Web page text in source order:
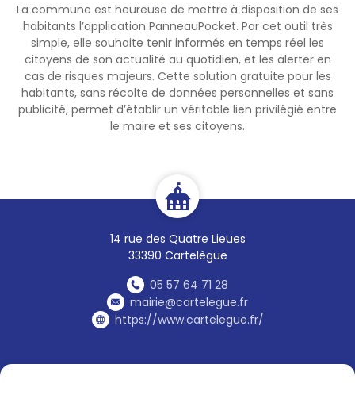
La commune est heureuse de mettre à disposition de ses
habitants l’application PanneauPocket. Par cet outil très
simple, elle souhaite tenir informés en temps réel les
citoyens de son actualité au quotidien, et les alerter en
cas de risques majeurs. Cette solution gratuite pour les
habitants, sans récolte de données personnelles et sans
publicité, permet d’établir un véritable lien privilégié entre
le maire et ses citoyens.
14 rue des Quatre Lieues
33390 Cartelègue
05 57 64 71 28
mairie@cartelegue.fr
https://www.cartelegue.fr/